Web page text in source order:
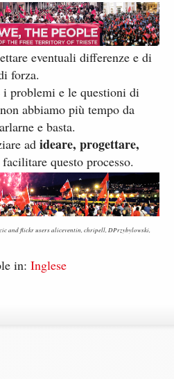
eventuali differenze e di
forza.
problemi e le questioni di
abbiamo più tempo da
e basta.
adideare, progettare,
questo processo.
and flickr users aliceventin, chripell, DPrzybylowski,
in:Inglese